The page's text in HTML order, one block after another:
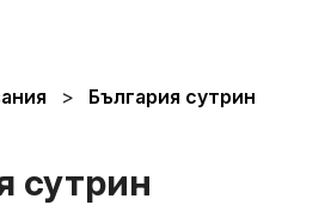
България сутрин
сутрин